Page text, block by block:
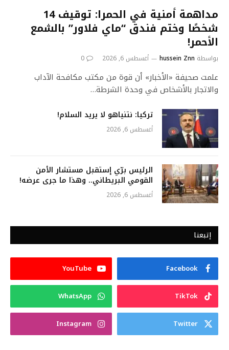
مداهمة أمنية في الحمرا: توقيف 14
شخصًا وختم فندق “ماي فلاور” بالشمع
الأحمر!
بواسطة hussein Znn أغسطس 6, 2026 0
علمت صحيفة «الأخبار» أن قوة من مكتب مكافحة الآداب
والاتجار بالأشخاص في وحدة الشرطة…
تركيا: نتنياهو لا يريد السلام!
أغسطس 6, 2026
الرئيس برّي إستقبل مستشار الأمن
القومي البريطاني.. وهذا ما جرى عرضه!
أغسطس 6, 2026
إتبعنا
Facebook
YouTube
TikTok
WhatsApp
Twitter
Instagram